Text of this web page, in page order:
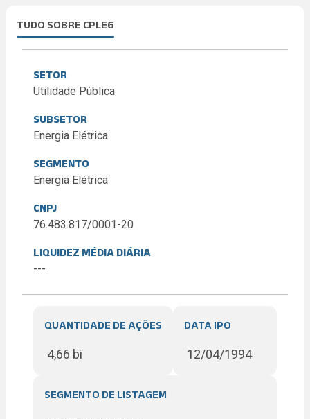
TUDO SOBRE CPLE6
SETOR
Utilidade Pública
SUBSETOR
Energia Elétrica
SEGMENTO
Energia Elétrica
CNPJ
76.483.817/0001-20
LIQUIDEZ MÉDIA DIÁRIA
---
QUANTIDADE DE AÇÕES
4,66 bi
DATA IPO
12/04/1994
SEGMENTO DE LISTAGEM